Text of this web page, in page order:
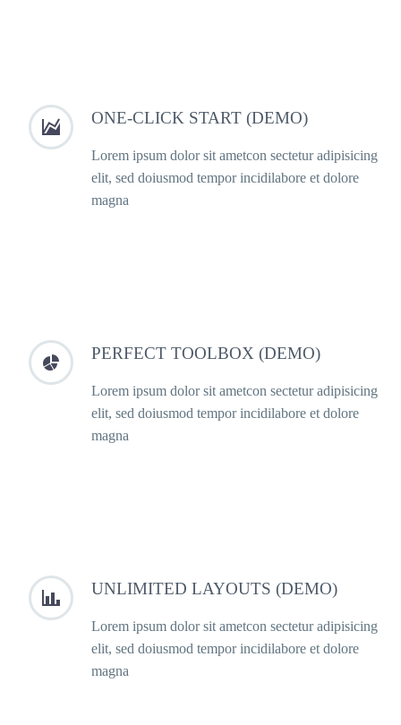

 ONE-CLICK START (DEMO)
Lorem ipsum dolor sit ametcon sectetur adipisicing
elit, sed doiusmod tempor incidilabore et dolore
magna

 PERFECT TOOLBOX (DEMO)
Lorem ipsum dolor sit ametcon sectetur adipisicing
elit, sed doiusmod tempor incidilabore et dolore
magna

 UNLIMITED LAYOUTS (DEMO)
Lorem ipsum dolor sit ametcon sectetur adipisicing
elit, sed doiusmod tempor incidilabore et dolore
magna